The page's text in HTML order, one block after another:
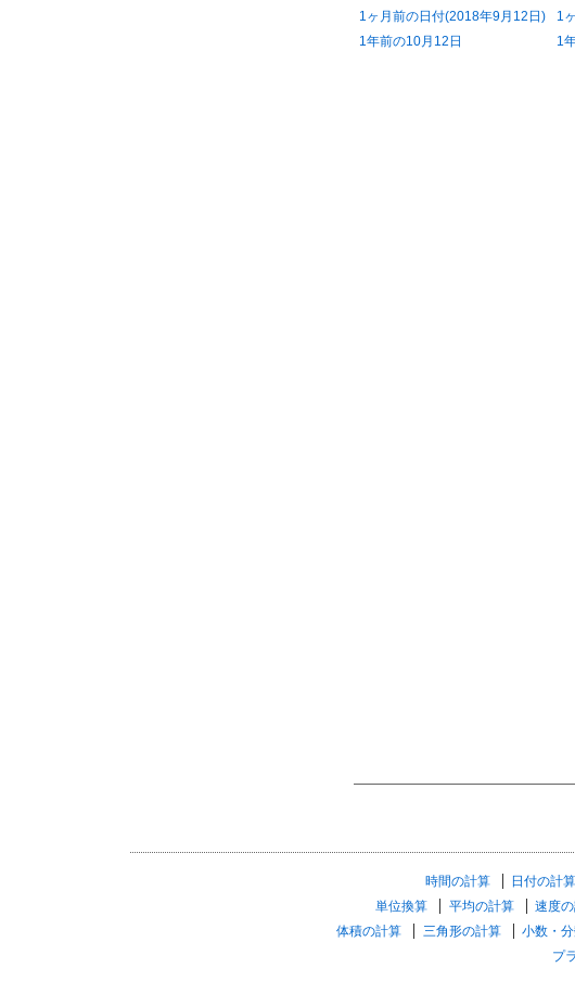
1ヶ月前の日付(2018年9月12日)
1
1年前の10月12日
1
時間の計算 日付の計算
単位換算
平均の計算 速度
体積の計算
三角形の計算 小数・
プ